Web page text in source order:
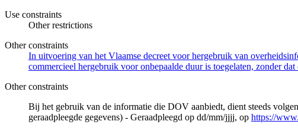
Use constraints
Other restrictions
Other constraints
In uitvoering van het Vlaamse decreet voor hergebruik van
commercieel hergebruik voor onbepaalde duur is toegelaten, zonder
Other constraints
Bij het gebruik van de informatie die DOV aanbiedt, dient steeds
geraadpleegde gegevens) - Geraadpleegd op dd/mm/jjjj, op https://